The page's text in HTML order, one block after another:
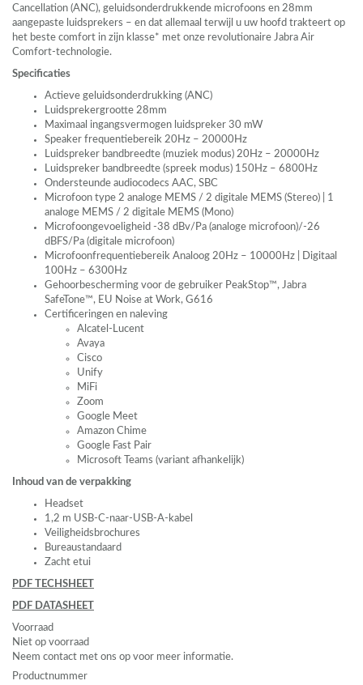
Cancellation (ANC), geluidsonderdrukkende microfoons en 28mm
aangepaste luidsprekers – en dat allemaal terwijl u uw hoofd trakteert op
het beste comfort in zijn klasse* met onze revolutionaire Jabra Air
Comfort-technologie.
Specificaties
Actieve geluidsonderdrukking (ANC)
Luidsprekergrootte 28mm
Maximaal ingangsvermogen luidspreker 30 mW
Speaker frequentiebereik 20Hz – 20000Hz
Luidspreker bandbreedte (muziek modus) 20Hz – 20000Hz
Luidspreker bandbreedte (spreek modus) 150Hz – 6800Hz
Ondersteunde audiocodecs AAC, SBC
Microfoon type 2 analoge MEMS / 2 digitale MEMS (Stereo) | 1
analoge MEMS / 2 digitale MEMS (Mono)
Microfoongevoeligheid -38 dBv/Pa (analoge microfoon)/-26
dBFS/Pa (digitale microfoon)
Microfoonfrequentiebereik Analoog 20Hz – 10000Hz | Digitaal
100Hz – 6300Hz
Gehoorbescherming voor de gebruiker PeakStop™, Jabra
SafeTone™, EU Noise at Work, G616
Certificeringen en naleving
Alcatel-Lucent
Avaya
Cisco
Unify
MiFi
Zoom
Google Meet
Amazon Chime
Google Fast Pair
Microsoft Teams (variant afhankelijk)
Inhoud van de verpakking
Headset
1,2 m USB-C-naar-USB-A-kabel
Veiligheidsbrochures
Bureaustandaard
Zacht etui
PDF TECHSHEET
PDF DATASHEET
Voorraad
Niet op voorraad
Neem contact met ons op voor meer informatie.
Productnummer